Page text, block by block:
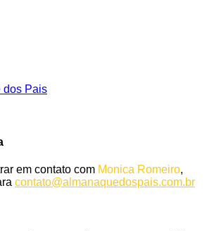
dos Pais
em contato com Monica Romeiro,
contato@almanaquedospais.com.br